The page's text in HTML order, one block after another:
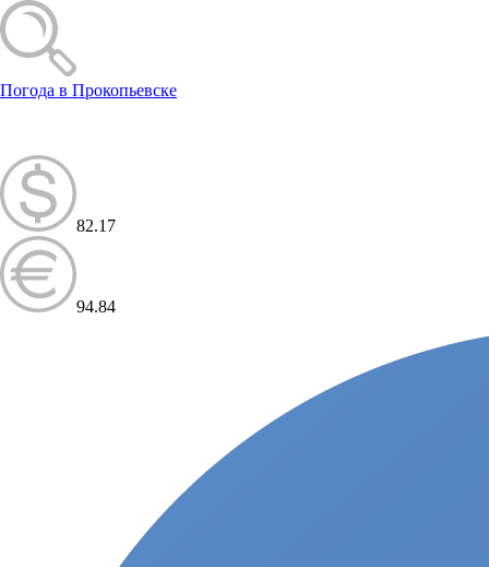
Погода в Прокопьевске
82.17
94.84